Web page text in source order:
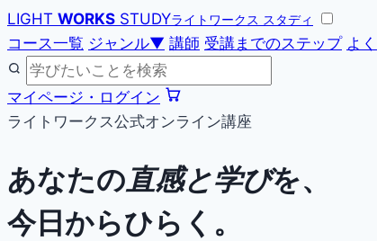
LIGHT WORKS STUDYライトワークス スタディ
コース一覧 ジャンル▼ 講師 受講までのステップ よ
マイページ・ログイン
ライトワークス公式オンライン講座
あなたの直感と学びを、
今日からひらく。